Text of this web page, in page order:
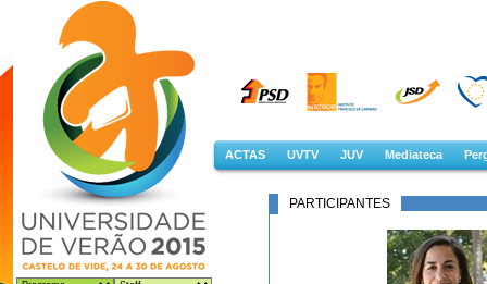
ACTAS UVTV JUV Mediateca
PARTICIPANTES